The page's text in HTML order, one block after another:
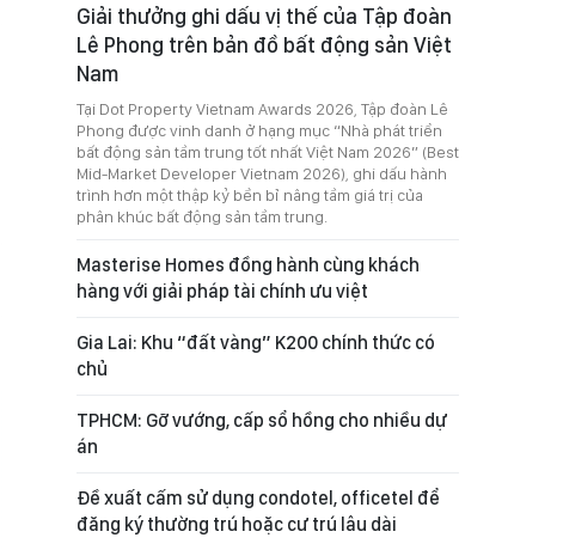
Giải thưởng ghi dấu vị thế của Tập đoàn
Lê Phong trên bản đồ bất động sản Việt
Nam
Tại Dot Property Vietnam Awards 2026, Tập đoàn Lê
Phong được vinh danh ở hạng mục “Nhà phát triển
bất động sản tầm trung tốt nhất Việt Nam 2026” (Best
Mid-Market Developer Vietnam 2026), ghi dấu hành
trình hơn một thập kỷ bền bỉ nâng tầm giá trị của
phân khúc bất động sản tầm trung.
Masterise Homes đồng hành cùng khách
hàng với giải pháp tài chính ưu việt
Gia Lai: Khu “đất vàng” K200 chính thức có
chủ
TPHCM: Gỡ vướng, cấp sổ hồng cho nhiều dự
án
Đề xuất cấm sử dụng condotel, officetel để
đăng ký thường trú hoặc cư trú lâu dài